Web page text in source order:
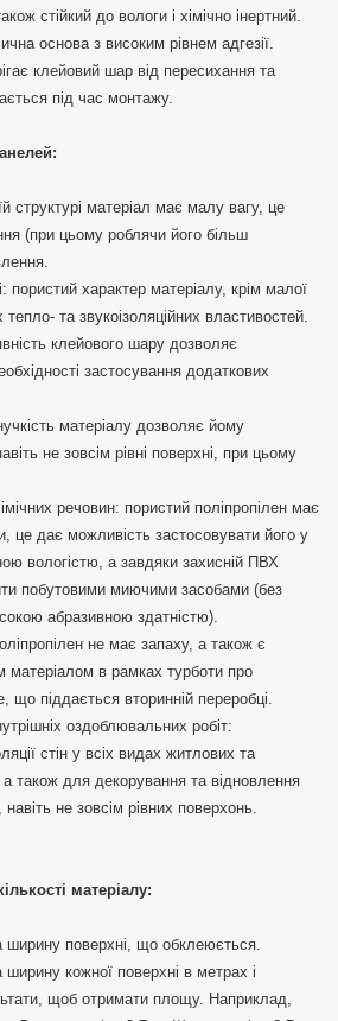
стійкий до вологи і хімічно інертний.
основа з високим рівнем адгезії.
клейовий шар від пересихання та
під час монтажу.
структурі матеріал має малу вагу, це
(при цьому роблячи його більш
пористий характер матеріалу, крім малої
та звукоізоляційних властивостей.
клейового шару дозволяє
застосування додаткових
матеріалу дозволяє йому
не зовсім рівні поверхні, при цьому
речовин: пористий поліпропілен має
це дає можливість застосовувати його у
вологістю, а завдяки захисній ПВХ
побутовими миючими засобами (без
абразивною здатністю).
не має запаху, а також є
матеріалом в рамках турботи про
піддається вторинній переробці.
оздоблювальних робіт:
стін у всіх видах житлових та
також для декорування та відновлення
не зовсім рівних поверхонь.
матеріалу:
ширину поверхні, що обклеюється.
кожної поверхні в метрах і
щоб отримати площу. Наприклад,